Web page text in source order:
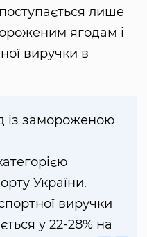
лише
ягодам і
виручки в
із замороженою
України.
виручки
у 22-28% на